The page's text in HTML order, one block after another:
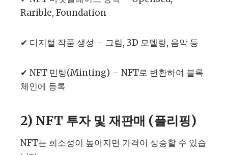
Rarible, Foundation
✔ 디지털 작품 생성 – 그림, 3D 모델링, 음악 등
✔ NFT 민팅(Minting) – NFT로 변환하여 블록
체인에 등록
2) NFT 투자 및 재판매 (플리핑)
NFT는 희소성이 높아지면 가격이 상승할 수 있습